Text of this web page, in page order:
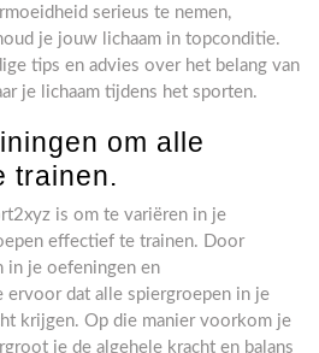
serieus te nemen,
je jouw lichaam in topconditie.
tips en advies over het belang van
je lichaam tijdens het sporten.
om alle
trainen.
is om te variëren in je
effectief te trainen. Door
in je oefeningen en
ervoor dat alle spiergroepen in je
krijgen. Op die manier voorkom je
je de algehele kracht en balans